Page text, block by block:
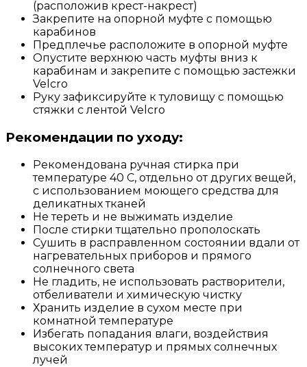
(расположив крест-накрест)
Закрепите на опорной муфте с помощью
карабинов
Предплечье расположите в опорной муфте
Опустите верхнюю часть муфты вниз к
карабинам и закрепите с помощью застежки
Velcro
Руку зафиксируйте к туловищу с помощью
стяжки с лентой Velcro
Рекомендации по уходу:
Рекомендована ручная стирка при
температуре 40 С, отдельно от других вещей,
с использованием моющего средства для
деликатных тканей
Не тереть и не выжимать изделие
После стирки тщательно прополоскать
Сушить в расправленном состоянии вдали от
нагревательных приборов и прямого
солнечного света
Не гладить, не использовать растворители,
отбеливатели и химическую чистку
Хранить изделие в сухом месте при
комнатной температуре
Избегать попадания влаги, воздействия
высоких температур и прямых солнечных
лучей